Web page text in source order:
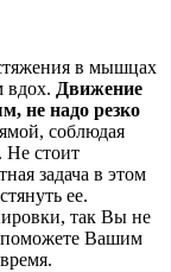
в мышцах
вдох. Движение
не надо резко
соблюдая
Не стоит
задача в этом
ее.
так Вы не
поможете Вашим